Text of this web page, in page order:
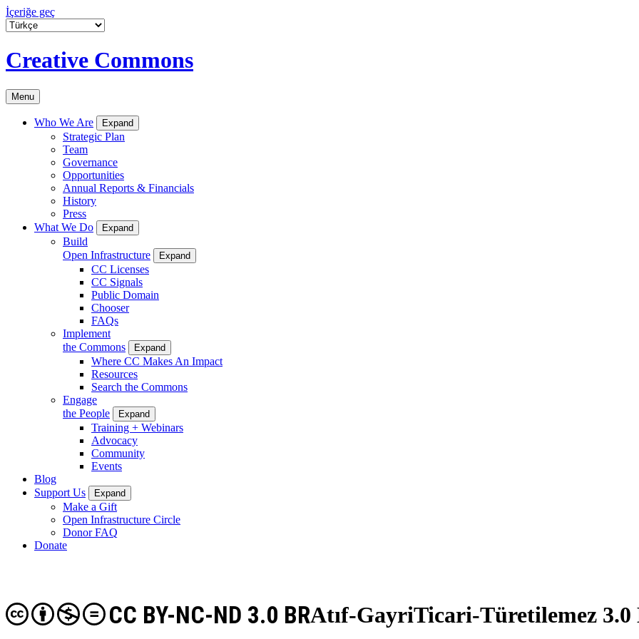
İçeriğe geç
Creative Commons
Menu
Who We Are Expand
Strategic Plan
Team
Governance
Opportunities
Annual Reports & Financials
History
Press
What We Do
Expand
Build
Open Infrastructure
Expand
CC Licenses
CC Signals
Public Domain
Chooser
FAQs
Implement
the Commons
Expand
Where CC Makes An Impact
Resources
Search the Commons
Engage
the People
Expand
Training + Webinars
Advocacy
Community
Events
Blog
Support Us
Expand
Make a Gift
Open Infrastructure Circle
Donor FAQ
Donate
Atıf-GayriTicari-Türetilemez 3.0
CC BY-NC-ND 3.0 BR